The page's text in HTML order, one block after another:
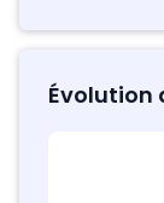
Évolution